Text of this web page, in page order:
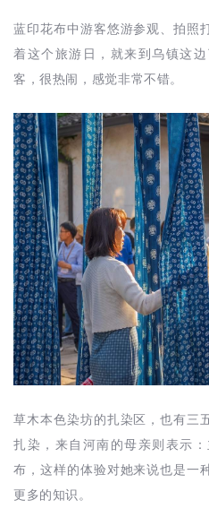
蓝印花布中游客悠游参观、拍照
着这个旅游日，就来到乌镇这
客，很热闹，感觉非常不错。
草木本色染坊的扎染区，也有三
扎染，来自河南的母亲则表示
布，这样的体验对她来说也是一
更多的知识。